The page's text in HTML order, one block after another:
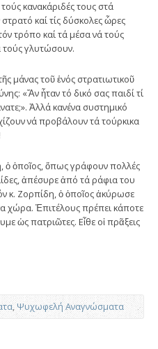
κανακάριδές τους στά
καί τίς δύσκολες ὧρες
τρόπο καί τά μέσα νά τούς
τούς γλυτώσουν.
μάνας τοῦ ἑνός στρατιωτικοῦ
«Ἄν ἦταν τό δικό σας παιδί τί
Ἀλλά κανένα συστημικό
νά προβάλουν τά τούρκικα
ὁ ὁποῖος, ὅπως γράφουν πολλές
ἀπέσυρε ἀπό τά ράφια του
κ. Ζορπίδη, ὁ ὁποῖος ἀκύρωσε
χώρα. Ἐπιτέλους πρέπει κάποτε
ὡς πατριῶτες. Εἶθε οἱ πρᾶξεις
,Ψυχωφελή Αναγνώσματα